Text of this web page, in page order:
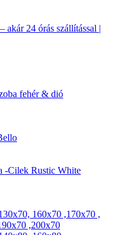
akár 24 órás szállítással |
fehér & dió
-Cilek Rustic White
160x70 ,170x70 ,
,200x70